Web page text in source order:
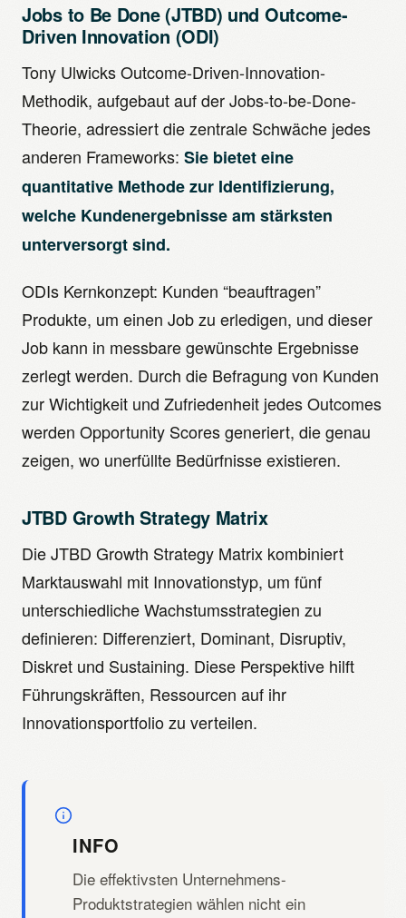
Jobs to Be Done (JTBD) und Outcome-
Driven Innovation (ODI)
Tony Ulwicks Outcome-Driven-Innovation-
Methodik, aufgebaut auf der Jobs-to-be-Done-
Theorie, adressiert die zentrale Schwäche jedes
anderen Frameworks: Sie bietet eine
quantitative Methode zur Identifizierung,
welche Kundenergebnisse am stärksten
unterversorgt sind.
ODIs Kernkonzept: Kunden “beauftragen”
Produkte, um einen Job zu erledigen, und dieser
Job kann in messbare gewünschte Ergebnisse
zerlegt werden. Durch die Befragung von Kunden
zur Wichtigkeit und Zufriedenheit jedes Outcomes
werden Opportunity Scores generiert, die genau
zeigen, wo unerfüllte Bedürfnisse existieren.
JTBD Growth Strategy Matrix
Die JTBD Growth Strategy Matrix kombiniert
Marktauswahl mit Innovationstyp, um fünf
unterschiedliche Wachstumsstrategien zu
definieren: Differenziert, Dominant, Disruptiv,
Diskret und Sustaining. Diese Perspektive hilft
Führungskräften, Ressourcen auf ihr
Innovationsportfolio zu verteilen.
INFO
Die effektivsten Unternehmens-
Produktstrategien wählen nicht ein